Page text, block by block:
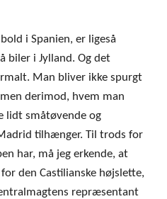
i Spanien, er ligeså
i Jylland. Og det
Man bliver ikke spurgt
derimod, hvem man
lidt småtøvende og
tilhænger. Til trods for
har, må jeg erkende, at
den Castilianske højslette,
repræsentant